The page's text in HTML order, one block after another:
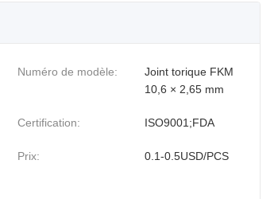
Numéro de modèle:
Joint torique FKM
10,6 × 2,65 mm
Certification: ISO9001;FDA
Prix: 0.1-0.5USD/PCS